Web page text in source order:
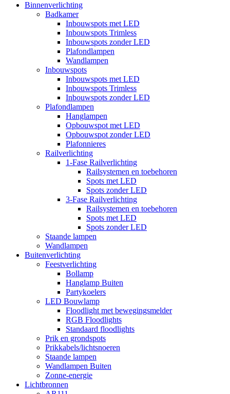
Binnenverlichting
Badkamer
Inbouwspots met LED
Inbouwspots Trimless
Inbouwspots zonder LED
Plafondlampen
Wandlampen
Inbouwspots
Inbouwspots met LED
Inbouwspots Trimless
Inbouwspots zonder LED
Plafondlampen
Hanglampen
Opbouwspot met LED
Opbouwspot zonder LED
Plafonnieres
Railverlichting
1-Fase Railverlichting
Railsystemen en toebehoren
Spots met LED
Spots zonder LED
3-Fase Railverlichting
Railsystemen en toebehoren
Spots met LED
Spots zonder LED
Staande lampen
Wandlampen
Buitenverlichting
Feestverlichting
Bollamp
Hanglamp Buiten
Partykoelers
LED Bouwlamp
Floodlight met bewegingsmelder
RGB Floodlights
Standaard floodlights
Prik en grondspots
Prikkabels/lichtsnoeren
Staande lampen
Wandlampen Buiten
Zonne-energie
Lichtbronnen